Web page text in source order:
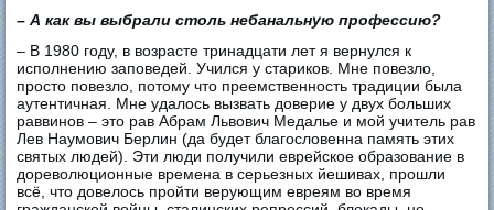
– А как вы выбрали столь небанальную профессию?
– В 1980 году, в возрасте тринадцати лет я вернулся к
исполнению заповедей. Учился у стариков. Мне повезло,
просто повезло, потому что преемственность традиции была
аутентичная. Мне удалось вызвать доверие у двух больших
раввинов – это рав Абрам Львович Медалье и мой учитель рав
Лев Наумович Берлин (да будет благословенна память этих
святых людей). Эти люди получили еврейское образование в
дореволюционные времена в серьезных йешивах, прошли
всё, что довелось пройти верующим евреям во время